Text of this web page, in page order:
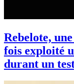
Rebelote,
fois exploité
durant un